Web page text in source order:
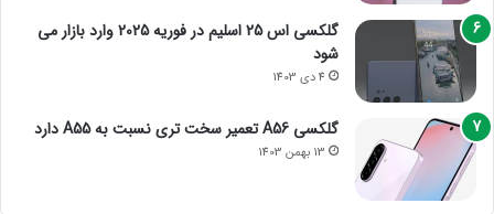
گلکسی اس 25 اسلیم در فوریه 2025 وارد بازار می
شود
4 دی 1403
گلکسی A56 تعمیر سخت تری نسبت به A55 دارد
13 بهمن 1403